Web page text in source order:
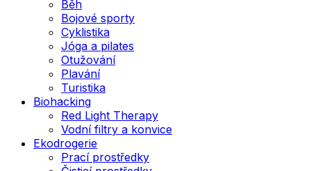
Běh
Bojové sporty
Cyklistika
Jóga a pilates
Otužování
Plavání
Turistika
Biohacking
Red Light Therapy
Vodní filtry a konvice
Ekodrogerie
Prací prostředky